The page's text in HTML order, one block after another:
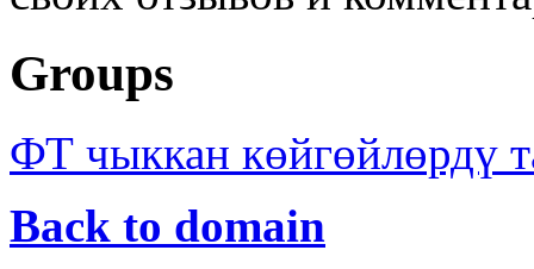
Groups
ФТ чыккан көйгөйлөрдү
Back to domain